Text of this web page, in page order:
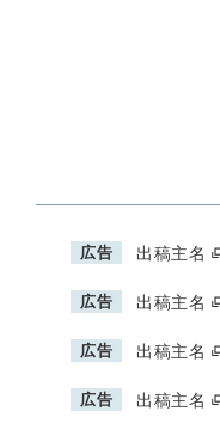
広告 出稿主名
広告 出稿主名
広告 出稿主名
広告 出稿主名